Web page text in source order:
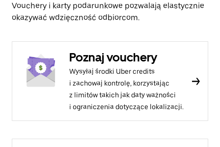
Vouchery i karty podarunkowe pozwalają elastycznie
okazywać wdzięczność odbiorcom.
Poznaj vouchery
Wysyłaj środki Uber credits
i zachowaj kontrolę, korzystając
z limitów takich jak daty ważności
i ograniczenia dotyczące lokalizacji.